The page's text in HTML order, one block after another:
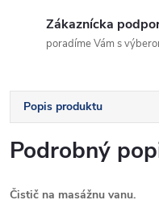
Zákaznícka
poradíme Vám s
Popis produktu
Podrobný
Čistič na masážnu vanu.